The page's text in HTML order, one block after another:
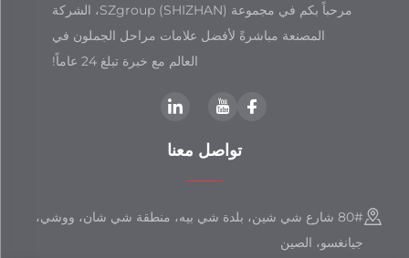
مرحباً بكم في مجموعة SZgroup (SHIZHAN)، الشركة
المصنعة مباشرةً لأفضل علامات مراحل الجملون في
العالم مع خبرة تبلغ 24 عاماً!
تواصل معنا
80# شارع شي شين، بلدة شي بيه، منطقة شي شان، ووشي،
جيانغسو، الصين